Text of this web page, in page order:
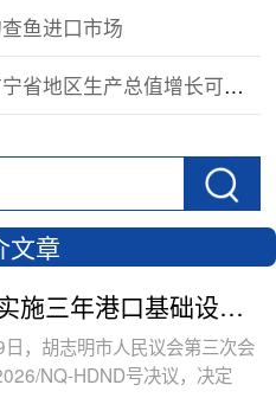
鱼进口市场
地区生产总值增长可达9.02%
文章
胡志明市实施三年港口基础设施费全免政
，胡志明市人民议会第三次会
NQ-HDND号决议，决定